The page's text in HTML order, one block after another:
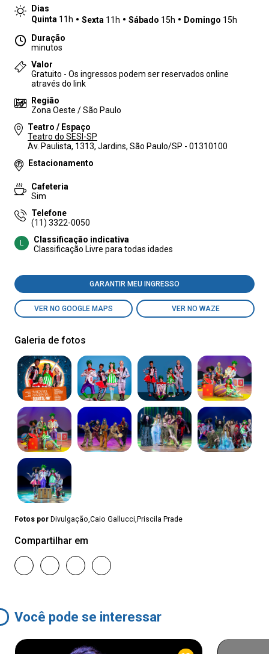
Dias
Quinta 11h Sexta 11h Sábado 15h Domingo 15h
Duração
minutos
Valor
Gratuito - Os ingressos podem ser reservados online
através do link
Região
Zona Oeste / São Paulo
Teatro / Espaço
Teatro do SESI-SP
Av. Paulista, 1313, Jardins, São Paulo/SP - 01310100
Estacionamento
Cafeteria
Sim
Telefone
(11) 3322-0050
L
Classificação indicativa
Classificação Livre para todas idades
GARANTIR MEU INGRESSO
VER NO GOOGLE MAPS VER NO WAZE
Galeria de fotos
Fotos por Divulgação,Caio Gallucci,Priscila Prade
Compartilhar em
Você pode se interessar